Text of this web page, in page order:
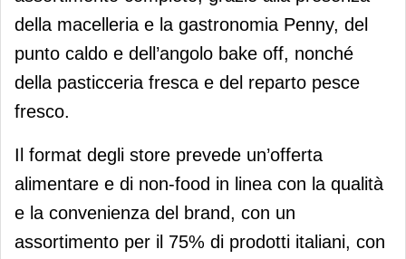
della macelleria e la gastronomia Penny, del
punto caldo e dell’angolo bake off, nonché
della pasticceria fresca e del reparto pesce
fresco.
Il format degli store prevede un’offerta
alimentare e di non-food in linea con la qualità
e la convenienza del brand, con un
assortimento per il 75% di prodotti italiani, con